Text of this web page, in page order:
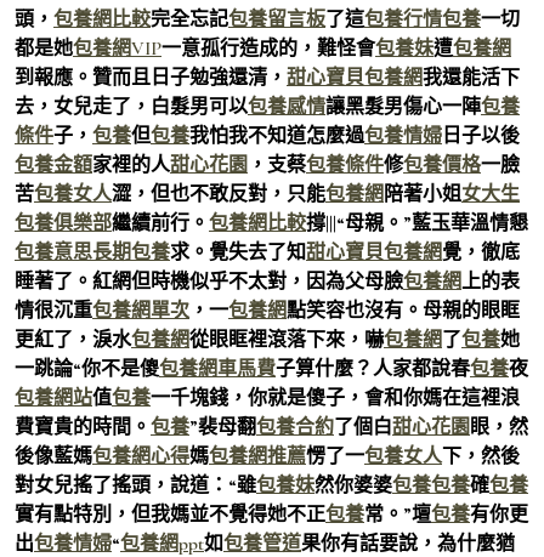
頭， 包養網比較完全忘記包養留言板了這包養行情包養一切
都是她包養網VIP一意孤行造成的，難怪會包養妹遭包養網
到報應。贊而且日子勉強還清， 甜心寶貝包養網我還能活下
去，女兒走了，白髮男可以包養感情讓黑髮男傷心一陣包養
條件子， 包養但包養我怕我不知道怎麼過包養情婦 日子以後
包養金額家裡的人甜心花園 ，支蔡包養條件修包養價格一臉
苦包養女人澀，但也不敢反對，只能包養網 陪著小姐女大生
包養俱樂部繼續前行。 包養網比較撐|||“母親。”藍玉華溫情懇
包養意思長期包養求。覺失去了知甜心寶貝包養網覺，徹底
睡著了。紅網但時機似乎不太對，因為父母臉包養網上的表
情很沉重包養網單次 ，一包養網點笑容也沒有。母親的眼眶
更紅了，淚水包養網從眼眶裡滾落下來，嚇包養網了包養她
一跳論“你不是傻包養網車馬費子算什麼？人家都說春包養夜
包養網站值包養一千塊錢，你就是傻子，會和你媽在這裡浪
費寶貴的時間。 包養”裴母翻包養合約了個白甜心花園 眼，然
後像藍媽包養網心得媽包養網推薦愣了一包養女人下，然後
對女兒搖了搖頭，說道：“雖包養妹然你婆婆包養包養確包養
實有點特別，但我媽並不覺得她不正包養常。”壇包養有你更
出包養情婦“包養網ppt如包養管道果你有話要說，為什麼猶